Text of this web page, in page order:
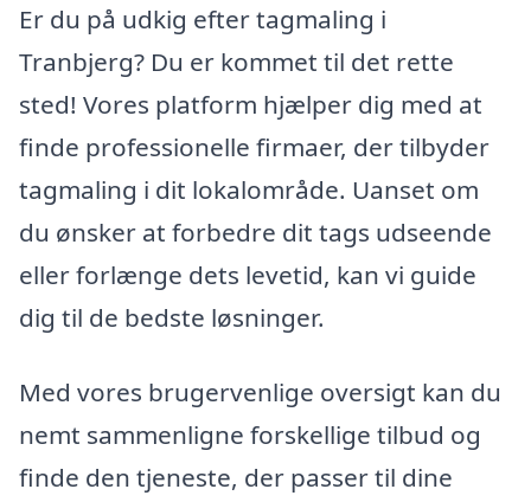
Er du på udkig efter tagmaling i
Tranbjerg? Du er kommet til det rette
sted! Vores platform hjælper dig med at
finde professionelle firmaer, der tilbyder
tagmaling i dit lokalområde. Uanset om
du ønsker at forbedre dit tags udseende
eller forlænge dets levetid, kan vi guide
dig til de bedste løsninger.
Med vores brugervenlige oversigt kan du
nemt sammenligne forskellige tilbud og
finde den tjeneste, der passer til dine